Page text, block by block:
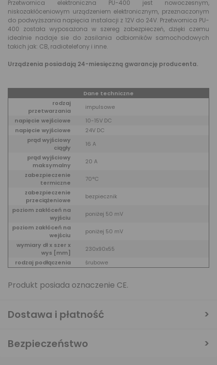
Przetwornica elektroniczna PU-400 jest nowoczesnym,
niskozakłóceniowym urządzeniem elektronicznym, przeznaczonym
do podwyższania napięcia instalacji z 12V do 24V. Przetwornica PU-
400 została wyposażona w szereg zabezpieczeń, dzięki czemu
idealnie nadaje sie do zasilania odbiorników samochodowych
takich jak: CB, radiotelefony i inne.
Urządzenia posiadają 24-miesięczną gwarancję producenta.
Dane techniczne
rodzaj
przetwarzania
impulsowe
napięcie wejściowe
10-15V DC
napięcie wyjściowe
24V DC
prąd wyjściowy
ciągły
16 A
prąd wyjściowy
maksymalny
20 A
zabezpieczenie
termiczne
70°C
zabezpieczenie
przeciążeniowe
bezpiecznik
poziom zakłóceń na
wyjściu
poniżej 50 mV
poziom zakłóceń na
wejściu
poniżej 50 mV
wymiary dł x szer x
wys [mm]
230x90x55
rodzaj podłączenia
śrubowe
Produkt posiada oznaczenie CE.
Dostawa i płatność
Bezpieczeństwo